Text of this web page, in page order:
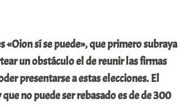
«Oion sí se puede», que primero subraya
un obstáculo el de reunir las firmas
presentarse a estas elecciones. El
no puede ser rebasado es de de 300